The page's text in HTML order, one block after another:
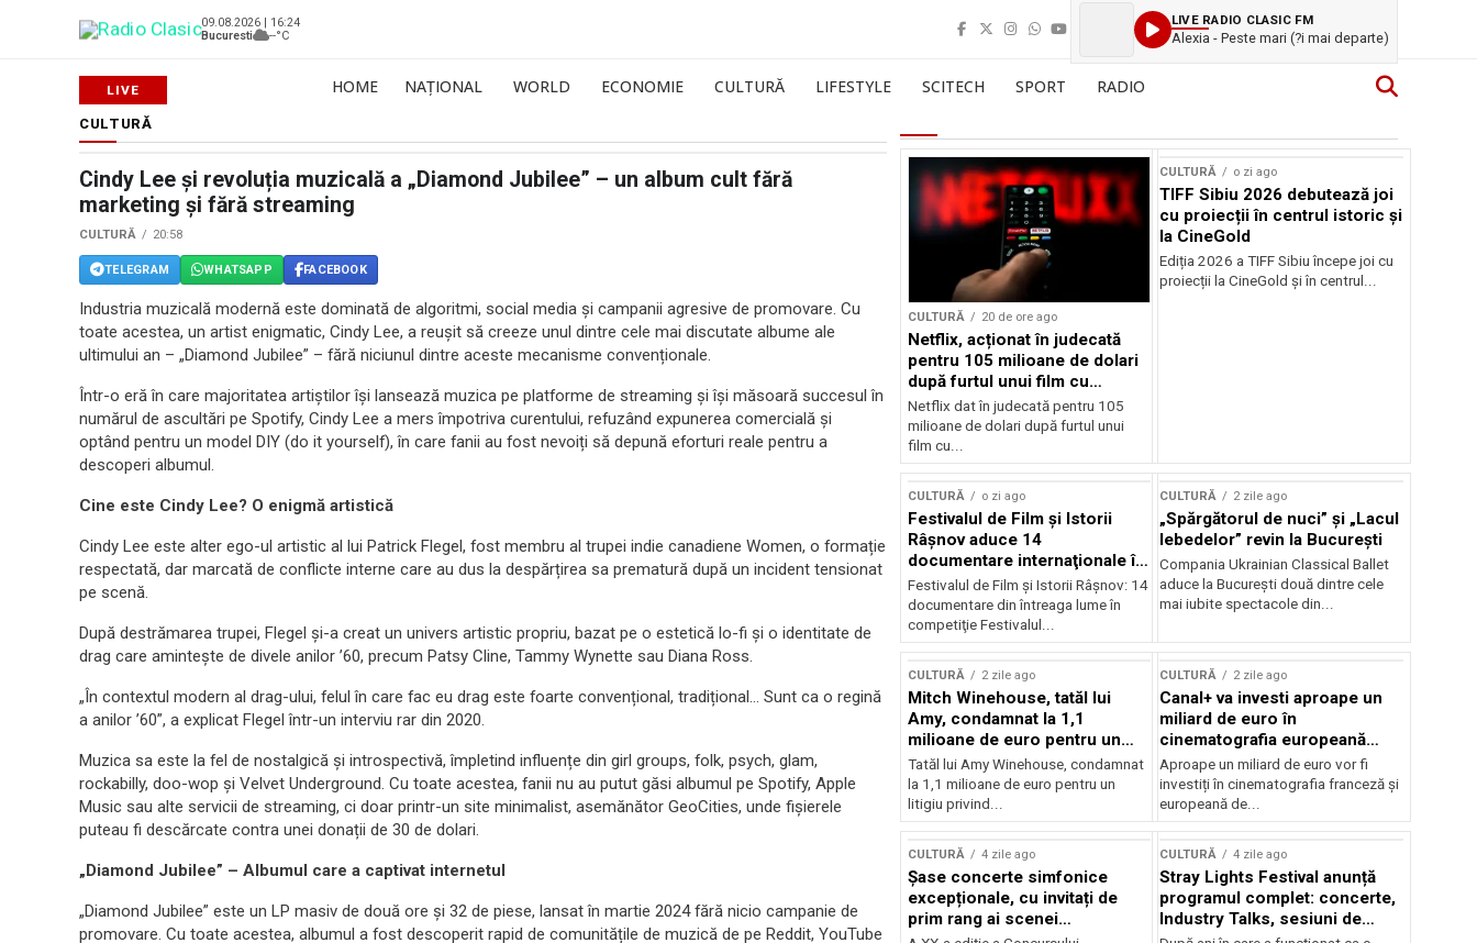
09.08.2026 | 16:24
Bucuresti
--°C
LIVE RADIO CLASIC FM
Alexia - Peste mari (?i mai departe)
HOME NAȚIONAL WORLD ECONOMIE CULTURĂ LIFESTYLE SCITECH SPORT RADIO
CULTURĂ
Cindy Lee și revoluția muzicală a „Diamond Jubilee” – un album cult fără
marketing și fără streaming
CULTURĂ 20:58
TELEGRAM WHATSAPP FACEBOOK
Industria muzicală modernă este dominată de algoritmi, social media și campanii agresive de promovare. Cu
toate acestea, un artist enigmatic, Cindy Lee, a reușit să creeze unul dintre cele mai discutate albume ale
ultimului an – „Diamond Jubilee” – fără niciunul dintre aceste mecanisme convenționale.
Într-o eră în care majoritatea artiștilor își lansează muzica pe platforme de streaming și își măsoară succesul în
numărul de ascultări pe Spotify, Cindy Lee a mers împotriva curentului, refuzând expunerea comercială și
optând pentru un model DIY (do it yourself), în care fanii au fost nevoiți să depună eforturi reale pentru a
descoperi albumul.
Cine este Cindy Lee? O enigmă artistică
Cindy Lee este alter ego-ul artistic al lui Patrick Flegel, fost membru al trupei indie canadiene Women, o formație
respectată, dar marcată de conflicte interne care au dus la despărțirea sa prematură după un incident tensionat
pe scenă.
După destrămarea trupei, Flegel și-a creat un univers artistic propriu, bazat pe o estetică lo-fi și o identitate de
drag care amintește de divele anilor ’60, precum Patsy Cline, Tammy Wynette sau Diana Ross.
„În contextul modern al drag-ului, felul în care fac eu drag este foarte convențional, tradițional… Sunt ca o regină
a anilor ’60”, a explicat Flegel într-un interviu rar din 2020.
Muzica sa este la fel de nostalgică și introspectivă, împletind influențe din girl groups, folk, psych, glam,
rockabilly, doo-wop și Velvet Underground. Cu toate acestea, fanii nu au putut găsi albumul pe Spotify, Apple
Music sau alte servicii de streaming, ci doar printr-un site minimalist, asemănător GeoCities, unde fișierele
puteau fi descărcate contra unei donații de 30 de dolari.
„Diamond Jubilee” – Albumul care a captivat internetul
„Diamond Jubilee” este un LP masiv de două ore și 32 de piese, lansat în martie 2024 fără nicio campanie de
promovare. Cu toate acestea, albumul a fost descoperit rapid de comunitățile de muzică de pe Reddit, YouTube
CULTURĂ 20 de ore ago
Netflix, acționat în judecată
pentru 105 milioane de dolari
după furtul unui film cu
Nicolas Cage
Netflix dat în judecată pentru 105
milioane de dolari după furtul unui
film cu...
CULTURĂ o zi ago
TIFF Sibiu 2026 debutează joi
cu proiecții în centrul istoric și
la CineGold
Ediția 2026 a TIFF Sibiu începe joi cu
proiecții la CineGold și în centrul...
CULTURĂ o zi ago
Festivalul de Film şi Istorii
Râşnov aduce 14
documentare internaţionale în
premieră
Festivalul de Film şi Istorii Râşnov: 14
documentare din întreaga lume în
competiţie Festivalul...
CULTURĂ 2 zile ago
„Spărgătorul de nuci” și „Lacul
lebedelor” revin la București
Compania Ukrainian Classical Ballet
aduce la București două dintre cele
mai iubite spectacole din...
CULTURĂ 2 zile ago
Mitch Winehouse, tatăl lui
Amy, condamnat la 1,1
milioane de euro pentru un
litigiu pierdut
Tatăl lui Amy Winehouse, condamnat
la 1,1 milioane de euro pentru un
litigiu privind...
CULTURĂ 2 zile ago
Canal+ va investi aproape un
miliard de euro în
cinematografia europeană
până în 2032
Aproape un miliard de euro vor fi
investiți în cinematografia franceză și
europeană de...
CULTURĂ 4 zile ago
Șase concerte simfonice
excepționale, cu invitați de
prim rang ai scenei
CULTURĂ 4 zile ago
Stray Lights Festival anunță
programul complet: concerte,
Industry Talks, sesiuni de